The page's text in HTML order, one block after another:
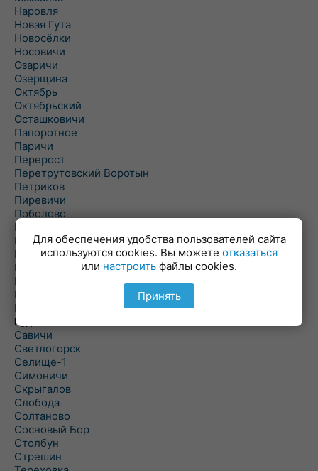
Наровля
Новая Гута
Новосёлки
Носовичи
Озаричи
Озерщина
Октябрь
Октябрьский
Осташковичи
Папоротное
Паричи
Перерост
Перетрутовский Воротын
Петриков
Пиревичи
Поболово
Поколюбичи
Полесье
Птичь
Речица
Ровенская Слобода
Рогачев
Рогинь
Рудня
Савичи
Светлогорск
Селище-1
Симоничи
Скрыгалов
Слобода
Солтаново
Сосновый Бор
Столбун
Стрешин
Для обеспечения удобства пользователей сайта
используются cookies. Вы можете отказаться
или настроить файлы cookies.
Принять